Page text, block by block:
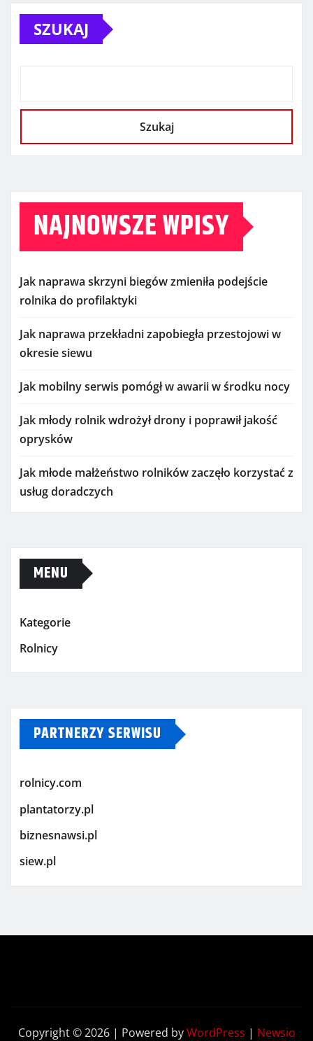
SZUKAJ
Szukaj
NAJNOWSZE WPISY
Jak naprawa skrzyni biegów zmieniła podejście
rolnika do profilaktyki
Jak naprawa przekładni zapobiegła przestojowi w
okresie siewu
Jak mobilny serwis pomógł w awarii w środku nocy
Jak młody rolnik wdrożył drony i poprawił jakość
oprysków
Jak młode małżeństwo rolników zaczęło korzystać z
usług doradczych
MENU
Kategorie
Rolnicy
PARTNERZY SERWISU
rolnicy.com
plantatorzy.pl
biznesnawsi.pl
siew.pl
Copyright © 2026 | Powered byWordPress | Newsio